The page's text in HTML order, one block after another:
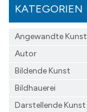
KATEGORIEN
Angewandte Kunst
Autor
Bildende Kunst
Bildhauerei
Darstellende Kunst